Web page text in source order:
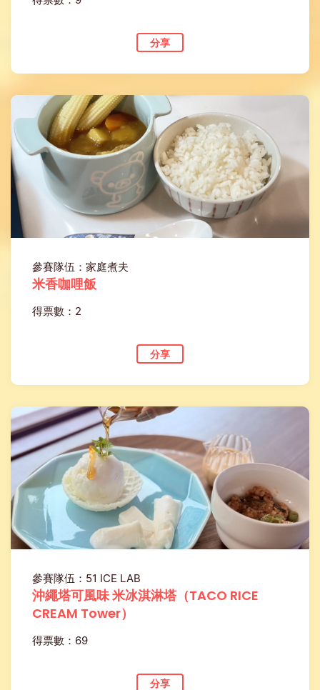
分享
參賽隊伍：家庭煮夫
米香咖哩飯
得票數：2
分享
參賽隊伍：51 ICE LAB
沖繩塔可風味 米冰淇淋塔（TACO RICE
CREAM Tower）
得票數：69
分享